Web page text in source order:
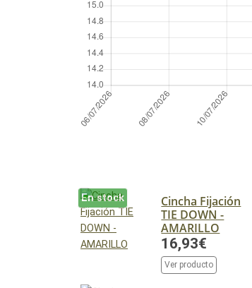
En stock
Cincha Fijación
TIE DOWN -
AMARILLO
16,93€
Ver producto